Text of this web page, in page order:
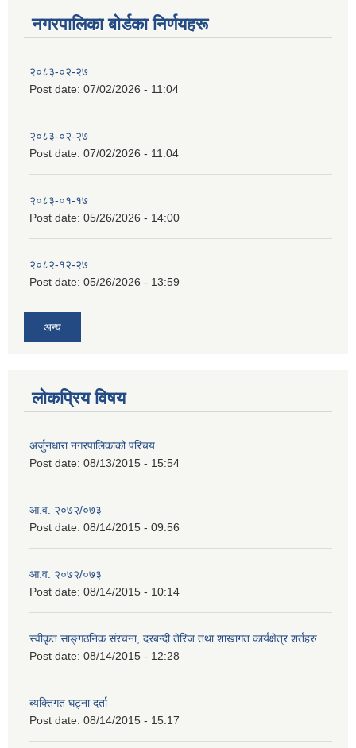
नगरपालिका बाेर्डका निर्णयहरू
२०८३-०२-२७
Post date: 07/02/2026 - 11:04
२०८३-०२-२७
Post date: 07/02/2026 - 11:04
२०८३-०१-१७
Post date: 05/26/2026 - 14:00
२०८२-१२-२७
Post date: 05/26/2026 - 13:59
अन्य
लोकप्रिय विषय
अर्जुनधारा नगरपालिकाको परिचय
Post date: 08/13/2015 - 15:54
आ.व. २०७२/०७३
Post date: 08/14/2015 - 09:56
आ.व. २०७२/०७३
Post date: 08/14/2015 - 10:14
स्वीकृत साङ्गठनिक संरचना, दरबन्दी तेरिज तथा शाखागत कार्यक्षेत्र शर्तहरु
Post date: 08/14/2015 - 12:28
ब्यक्तिगत घट्ना दर्ता
Post date: 08/14/2015 - 15:17